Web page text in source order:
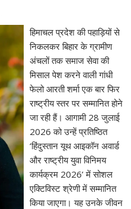
हिमाचल प्रदेश की पहाड़ियों से
निकलकर बिहार के ग्रामीण
अंचलों तक समाज सेवा की
मिसाल पेश करने वाली गांधी
फेलो आरती शर्मा एक बार फिर
राष्ट्रीय स्तर पर सम्मानित होने
जा रही हैं। आगामी 28 जुलाई
2026 को उन्हें प्रतिष्ठित
‘हिंदुस्तान यूथ आइकॉन अवार्ड
और राष्ट्रीय युवा विनिमय
कार्यक्रम 2026’ में सोशल
एक्टिविस्ट श्रेणी में सम्मानित
किया जाएगा। यह उनके जीवन